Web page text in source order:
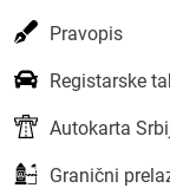
Pravopis
Registarske
Autokarta
Granični